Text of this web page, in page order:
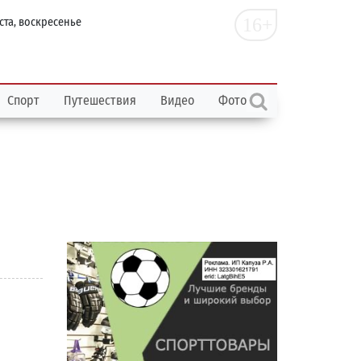
воскресенье
Спорт Путешествия Видео Фото